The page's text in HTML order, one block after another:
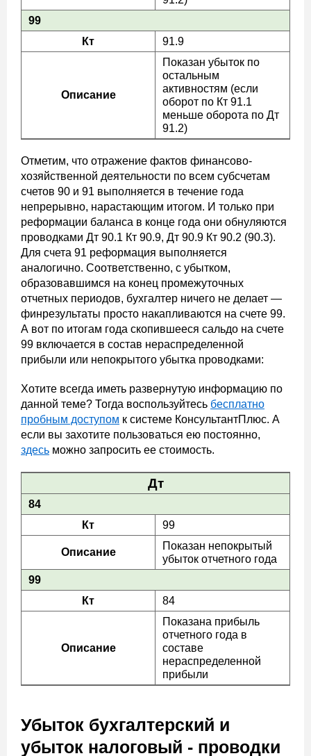
99
Кт
91.9
Описание
Показан убыток по
остальным
активностям (если
оборот по Кт 91.1
меньше оборота по Дт
91.2)
Отметим, что отражение фактов финансово-
хозяйственной деятельности по всем субсчетам
счетов 90 и 91 выполняется в течение года
непрерывно, нарастающим итогом. И только при
реформации баланса в конце года они обнуляются
проводками Дт 90.1 Кт 90.9, Дт 90.9 Кт 90.2 (90.3).
Для счета 91 реформация выполняется
аналогично. Соответственно, с убытком,
образовавшимся на конец промежуточных
отчетных периодов, бухгалтер ничего не делает —
финрезультаты просто накапливаются на счете 99.
А вот по итогам года скопившееся сальдо на счете
99 включается в состав нераспределенной
прибыли или непокрытого убытка проводками:
Хотите всегда иметь развернутую информацию по
данной теме? Тогда воспользуйтесь бесплатно
пробным доступом к системе КонсультантПлюс. А
если вы захотите пользоваться ею постоянно,
здесь можно запросить ее стоимость.
Дт
84
Кт
99
Описание
Показан непокрытый
убыток отчетного года
99
Кт
84
Описание
Показана прибыль
отчетного года в
составе
нераспределенной
прибыли
Убыток бухгалтерский и
убыток налоговый - проводки